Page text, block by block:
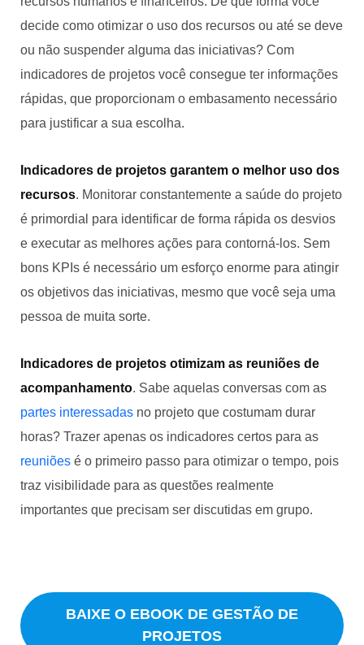
decide como otimizar o uso dos recursos ou até se deve
ou não suspender alguma das iniciativas? Com
indicadores de projetos você consegue ter informações
rápidas, que proporcionam o embasamento necessário
para justificar a sua escolha.
Indicadores de projetos garantem o melhor uso dos
recursos. Monitorar constantemente a saúde do projeto
é primordial para identificar de forma rápida os desvios
e executar as melhores ações para contorná-los. Sem
bons KPIs é necessário um esforço enorme para atingir
os objetivos das iniciativas, mesmo que você seja uma
pessoa de muita sorte.
Indicadores de projetos otimizam as reuniões de
acompanhamento. Sabe aquelas conversas com as
partes interessadas no projeto que costumam durar
horas? Trazer apenas os indicadores certos para as
reuniões é o primeiro passo para otimizar o tempo, pois
traz visibilidade para as questões realmente
importantes que precisam ser discutidas em grupo.
BAIXE O EBOOK DE GESTÃO DE
PROJETOS